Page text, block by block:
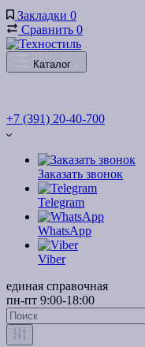
Закладки 0
Сравнить 0
Каталог
+7 (391) 20-40-700
Заказать звонок
Telegram
WhatsApp
Viber
единая справочная
пн-пт 9:00-18:00